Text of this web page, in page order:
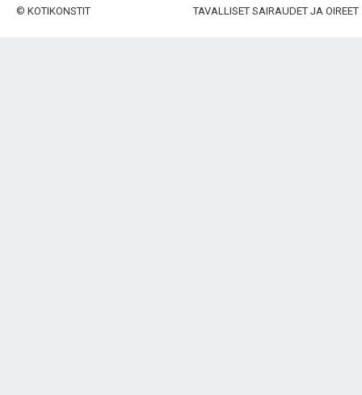
© KOTIKONSTIT TAVALLISET SAIRAUDET JA OIREET